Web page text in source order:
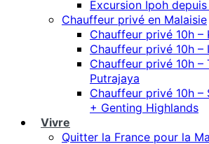
Excursion Ipoh
Chauffeur privé en Malaisie
Chauffeur privé 10h –
Chauffeur privé 10h –
Chauffeur privé 10h –
Putrajaya
Chauffeur privé 10h –
+ Genting Highlands
Vivre
Quitter la France pour la